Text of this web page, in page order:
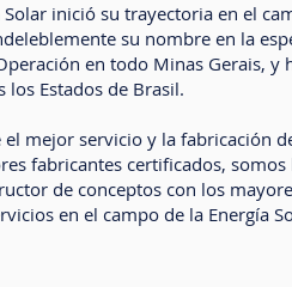
inició su trayectoria en el
su nombre en la
en todo Minas Gerais, y
los Estados de Brasil.
mejor servicio y la fabricación
fabricantes certificados,
de conceptos con los
en el campo de la Energía